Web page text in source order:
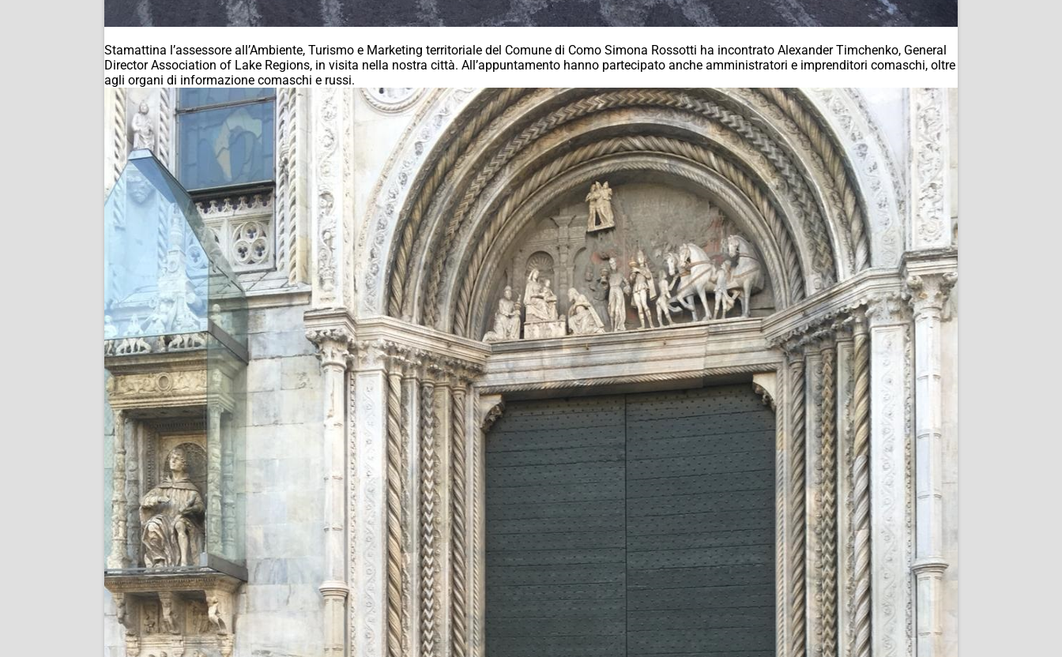
Stamattina l’assessore all’Ambiente, Turismo e Marketing territoriale del Comune di Como Simona Rossotti ha incontrato Alexander Timchenko, General
Director Association of Lake Regions, in visita nella nostra città. All’appuntamento hanno partecipato anche amministratori e imprenditori comaschi, oltre
agli organi di informazione comaschi e russi.